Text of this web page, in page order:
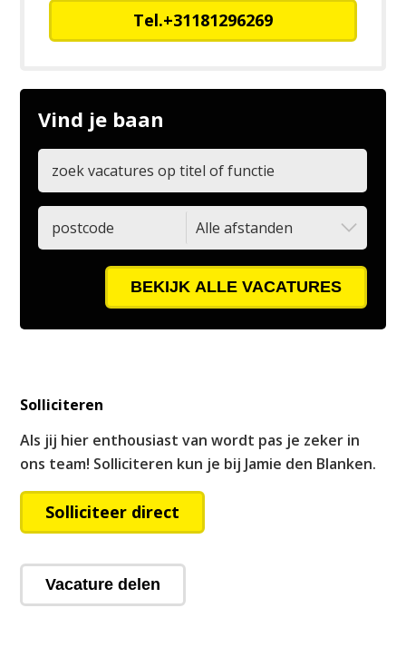
Vind je baan
BEKIJK ALLE VACATURES
Tel.+31181296269
Solliciteren
Als jij hier enthousiast van wordt pas je zeker in
ons team! Solliciteren kun je bij Jamie den Blanken.
Solliciteer direct
Vacature delen